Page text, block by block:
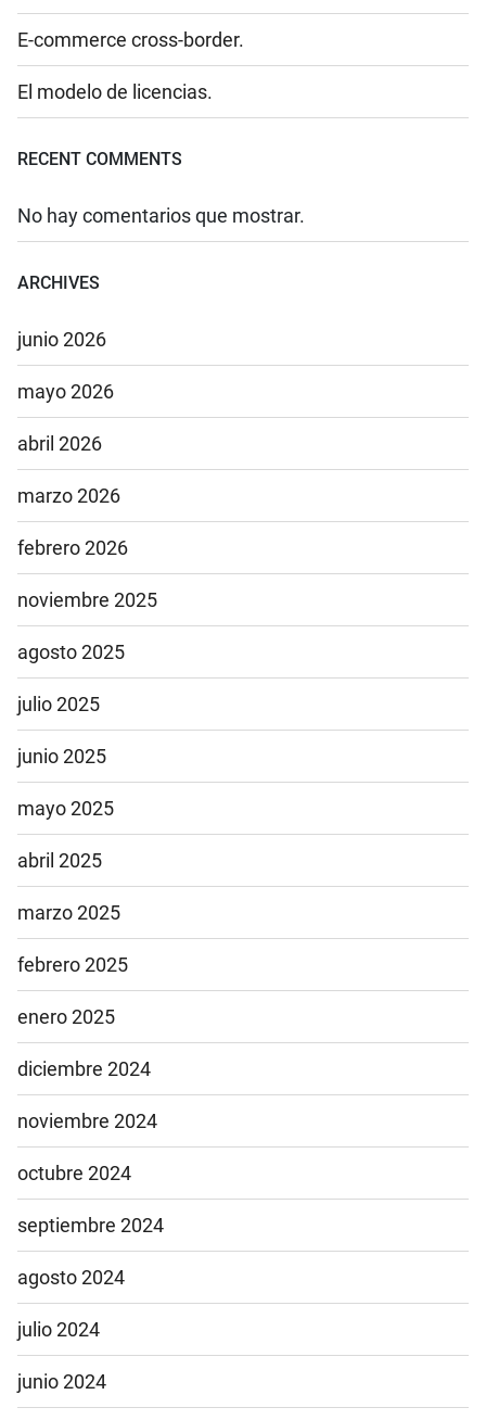
E-commerce cross-border.
El modelo de licencias.
RECENT COMMENTS
No hay comentarios que mostrar.
ARCHIVES
junio 2026
mayo 2026
abril 2026
marzo 2026
febrero 2026
noviembre 2025
agosto 2025
julio 2025
junio 2025
mayo 2025
abril 2025
marzo 2025
febrero 2025
enero 2025
diciembre 2024
noviembre 2024
octubre 2024
septiembre 2024
agosto 2024
julio 2024
junio 2024